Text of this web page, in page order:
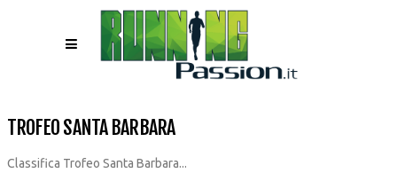
TROFEO SANTA BARBARA
Classifica Trofeo Santa Barbara...